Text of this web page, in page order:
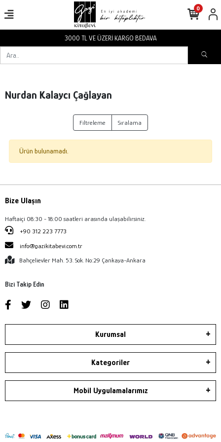
3000 TL VE ÜZERİ KARGO BEDAVA
0
Nurdan Kalaycı Çağlayan
Filtreleme Sıralama
Ürün bulunamadı.
Bize Ulaşın
Haftaiçi 08:30 - 18:00 saatleri arasında ulaşabilirsiniz.
+90 312 223 7773
info@gazikitabevi.com.tr
Bahçelievler Mah. 53. Sok. No:29 Çankaya-Ankara
Bizi Takip Edin
Kurumsal
Kategoriler
Mobil Uygulamalarımız